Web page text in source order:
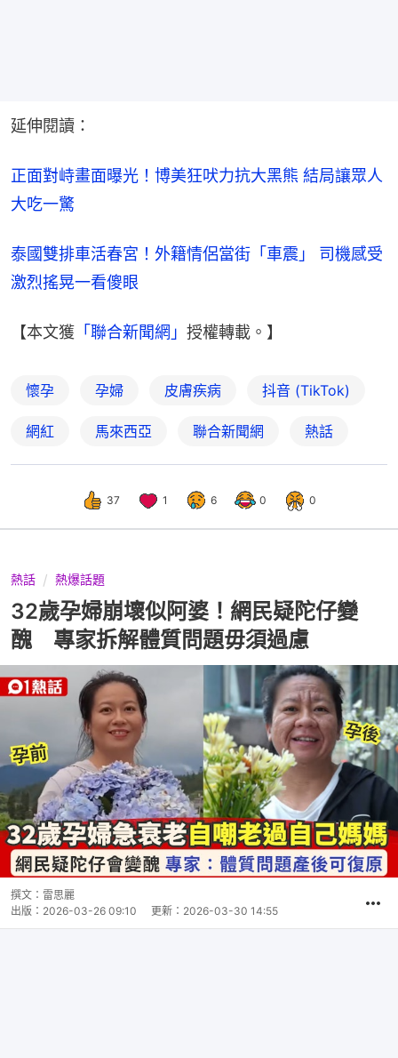
延伸閱讀：
正面對峙畫面曝光！博美狂吠力抗大黑熊 結局讓眾人
大吃一驚
泰國雙排車活春宮！外籍情侶當街「車震」 司機感受
激烈搖晃一看傻眼
【本文獲 「聯合新聞網」 授權轉載。】
懷孕 孕婦 皮膚疾病 抖音 (TikTok)
網紅 馬來西亞 聯合新聞網 熱話
37 1 6 0 0
熱話 熱爆話題
32歲孕婦崩壞似阿婆！網民疑陀仔變
醜 專家拆解體質問題毋須過慮
撰文： 雷思麗
出版： 2026-03-26 09:10 更新： 2026-03-30 14:55